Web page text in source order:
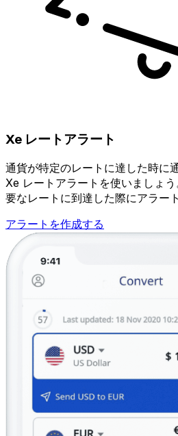
Xe レートアラート
通貨が特定のレートに達した時に
Xe レートアラートを使いましょ
要なレートに到達した際にアラー
アラートを作成する